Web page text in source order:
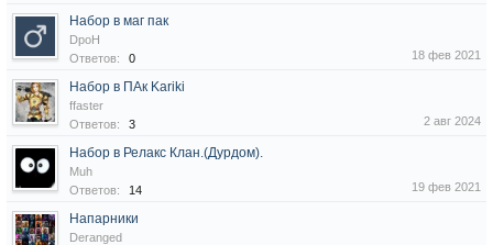
Набор в маг пак
DpoH
Ответов:
0 18 фев 2021
Набор в ПАк Kariki
ffaster
Ответов:
3 2 авг 2024
Набор в Релакс Клан.(Дурдом).
Muh
Ответов:
14 19 фев 2021
Напарники
Deranged